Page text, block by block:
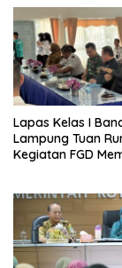
Makna dan
Lapas Kelas I
Lampung Tuan
Kegiatan FGD